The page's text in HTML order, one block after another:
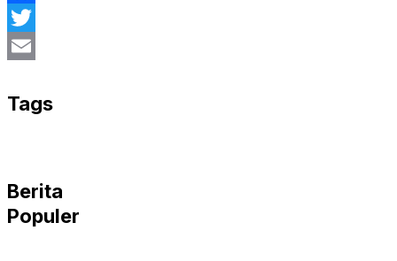
Facebook
Twitter
Tags
Berita
Populer